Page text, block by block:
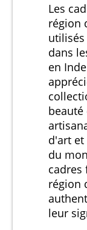
Les
région
dans
en
d'art
du
cadres
région
leur